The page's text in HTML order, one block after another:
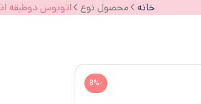
خانه محصول نوع اتوبوس دوطبقه
-8%